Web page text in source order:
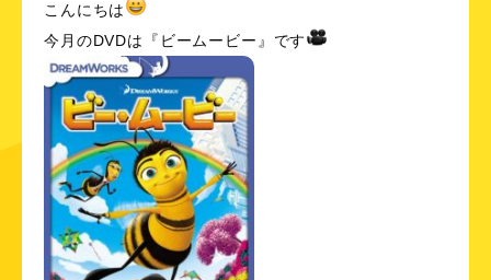
こんにちは
今月のDVDは『ビームービー』です